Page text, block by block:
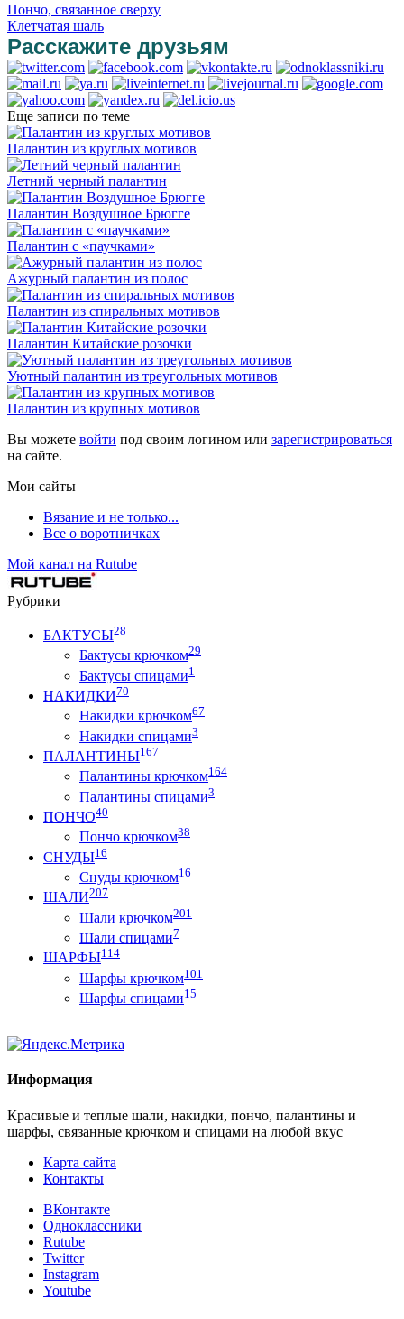
Пончо, связанное сверху
Клетчатая шаль
Расскажите друзьям
Еще записи по теме
Палантин из круглых мотивов
Летний черный палантин
Палантин Воздушное Брюгге
Палантин с «паучками»
Ажурный палантин из полос
Палантин из спиральных мотивов
Палантин Китайские розочки
Уютный палантин из треугольных мотивов
Палантин из крупных мотивов
Вы можете войти под своим логином или зарегистрироваться
на сайте.
Мои сайты
Вязание и не только...
Все о воротничках
Мой канал на Rutube
Рубрики
БАКТУСЫ28
Бактусы крючком29
Бактусы спицами1
НАКИДКИ70
Накидки крючком67
Накидки спицами3
ПАЛАНТИНЫ167
Палантины крючком164
Палантины спицами3
ПОНЧО40
Пончо крючком38
СНУДЫ16
Снуды крючком16
ШАЛИ207
Шали крючком201
Шали спицами7
ШАРФЫ114
Шарфы крючком101
Шарфы спицами15
Информация
Красивые и теплые шали, накидки, пончо, палантины и
шарфы, связанные крючком и спицами на любой вкус
Карта сайта
Контакты
ВКонтакте
Одноклассники
Rutube
Twitter
Instagram
Youtube